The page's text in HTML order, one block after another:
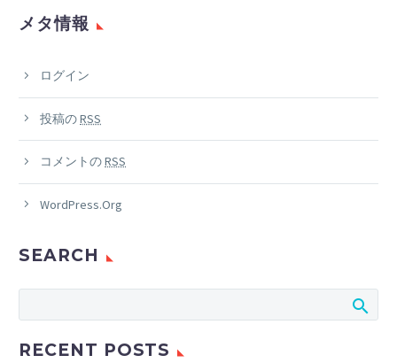
メタ情報
ログイン
投稿のRSS
コメントのRSS
WordPress.org
SEARCH
RECENT POSTS